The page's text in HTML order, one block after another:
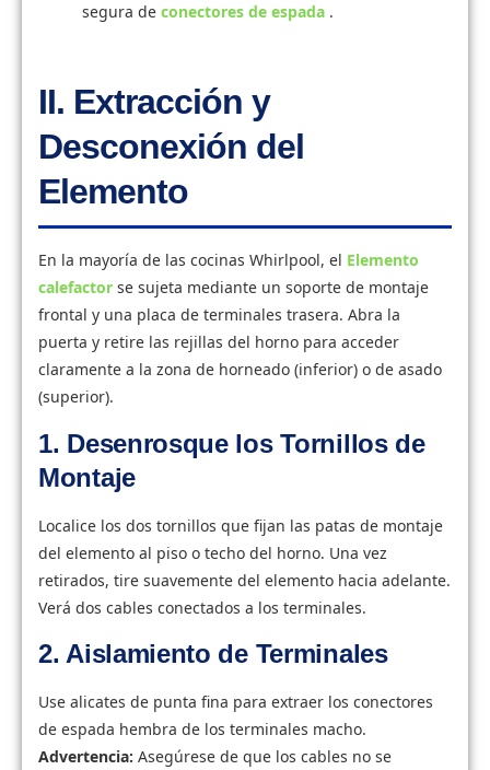
segura de conectores de espada .
II. Extracción y
Desconexión del
Elemento
En la mayoría de las cocinas Whirlpool, el Elemento
calefactor se sujeta mediante un soporte de montaje
frontal y una placa de terminales trasera. Abra la
puerta y retire las rejillas del horno para acceder
claramente a la zona de horneado (inferior) o de asado
(superior).
1. Desenrosque los Tornillos de
Montaje
Localice los dos tornillos que fijan las patas de montaje
del elemento al piso o techo del horno. Una vez
retirados, tire suavemente del elemento hacia adelante.
Verá dos cables conectados a los terminales.
2. Aislamiento de Terminales
Use alicates de punta fina para extraer los conectores
de espada hembra de los terminales macho.
Advertencia: Asegúrese de que los cables no se